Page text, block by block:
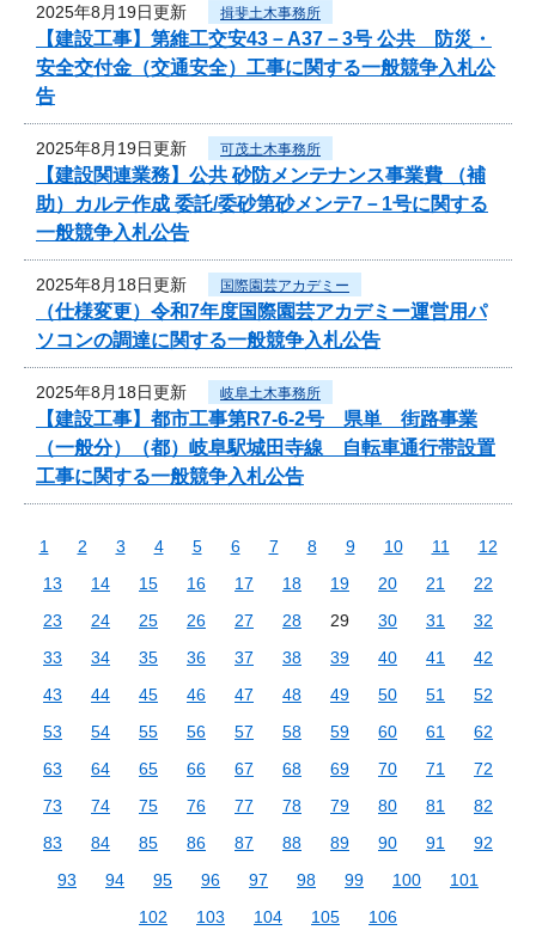
2025年8月19日更新 揖斐土木事務所
【建設工事】第維工交安43－A37－3号 公共 防災・
安全交付金（交通安全）工事に関する一般競争入札公
告
2025年8月19日更新 可茂土木事務所
【建設関連業務】公共 砂防メンテナンス事業費 （補
助）カルテ作成 委託/委砂第砂メンテ7－1号に関する
一般競争入札公告
2025年8月18日更新 国際園芸アカデミー
（仕様変更）令和7年度国際園芸アカデミー運営用パ
ソコンの調達に関する一般競争入札公告
2025年8月18日更新 岐阜土木事務所
【建設工事】都市工事第R7-6-2号 県単 街路事業
（一般分）（都）岐阜駅城田寺線 自転車通行帯設置
工事に関する一般競争入札公告
1 2 3 4 5 6 7 8 9 10 11
12
13
14 15 16 17 18 19 20 21
22
23
24 25 26 27 28 29 30 31
32
33
34 35 36 37 38 39 40 41
42
43
44 45 46 47 48 49 50 51
52
53
54 55 56 57 58 59 60 61
62
63
64 65 66 67 68 69 70 71
72
73
74 75 76 77 78 79 80 81
82
83
84 85 86 87 88 89 90 91
92
93
94 95 96 97 98 99 100
101
102
103 104 105 106